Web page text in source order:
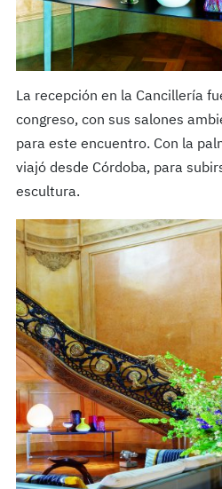
La recepción en la Cancillería
congreso, con sus salones
para este encuentro. Con la
viajó desde Córdoba, para
escultura.